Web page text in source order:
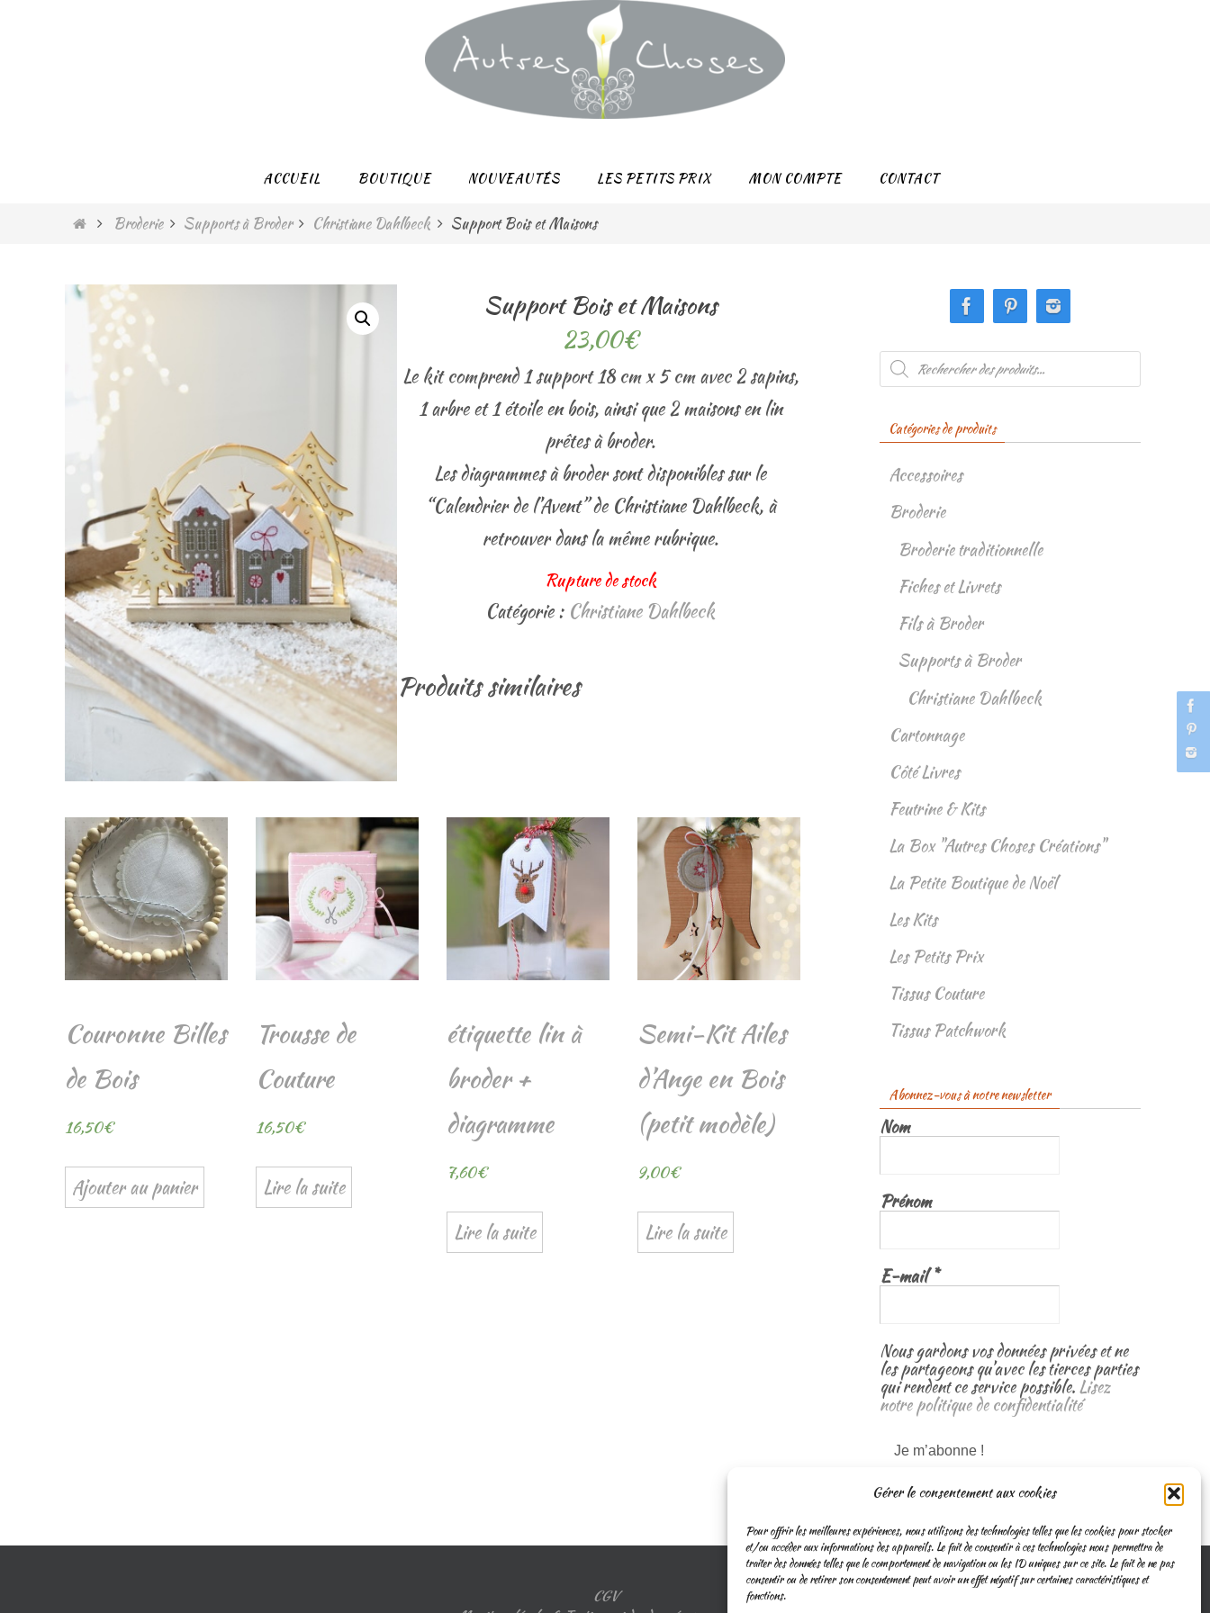
Gérer le consentement aux cookies
Pour offrir les meilleures expériences, nous utilisons des technologies telles que les cookies pour stocker
et/ou accéder aux informations des appareils. Le fait de consentir à ces technologies nous permettra de
traiter des données telles que le comportement de navigation ou les ID uniques sur ce site. Le fait de ne pas
consentir ou de retirer son consentement peut avoir un effet négatif sur certaines caractéristiques et
fonctions.
ACCUEIL BOUTIQUE NOUVEAUTÉS LES PETITS PRIX MON COMPTE CONTACT
HomeBroderie Supports à Broder Christiane Dahlbeck Support Bois et Maisons
Support Bois et Maisons
23,00€
Le kit comprend 1 support 18 cm x 5 cm avec 2 sapins,
1 arbre et 1 étoile en bois, ainsi que 2 maisons en lin
prêtes à broder.
Les diagrammes à broder sont disponibles sur le
“Calendrier de l’Avent” de Christiane Dahlbeck, à
retrouver dans la même rubrique.
Rupture de stock
Catégorie : Christiane Dahlbeck
Produits similaires
Couronne Billes
de Bois
16,50€
Ajouter au panier
Trousse de
Couture
16,50€
Lire la suite
étiquette lin à
broder +
diagramme
7,60€
Lire la suite
Semi-Kit Ailes
d’Ange en Bois
(petit modèle)
9,00€
Lire la suite
Recherche
de
produits
Catégories de produits
Accessoires
Broderie
Broderie traditionnelle
Fiches et Livrets
Fils à Broder
Supports à Broder
Christiane Dahlbeck
Cartonnage
Côté Livres
Feutrine & Kits
La Box "Autres Choses Créations"
La Petite Boutique de Noël
Les Kits
Les Petits Prix
Tissus Couture
Tissus Patchwork
Abonnez-vous à notre newsletter
Nom
Prénom
E-mail*
Nous gardons vos données privées et ne
les partageons qu’avec les tierces parties
qui rendent ce service possible.Lisez
notre politique de confidentialité
CGV